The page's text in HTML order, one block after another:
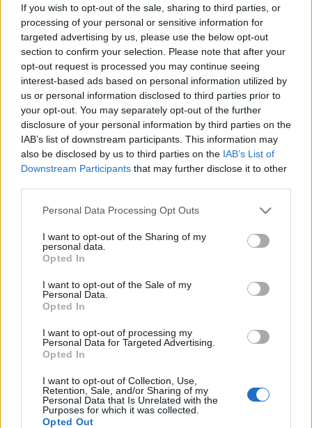
If you wish to opt-out of the sale, sharing to third parties, or
processing of your personal or sensitive information for
targeted advertising by us, please use the below opt-out
section to confirm your selection. Please note that after your
opt-out request is processed you may continue seeing
interest-based ads based on personal information utilized by
us or personal information disclosed to third parties prior to
your opt-out. You may separately opt-out of the further
disclosure of your personal information by third parties on the
IAB’s list of downstream participants. This information may
also be disclosed by us to third parties on the IAB’s List of
Downstream Participants that may further disclose it to other
Please note that this website/app uses one or more Google
not limited to your visit or usage behaviour. You may click to
grant or deny consent to Google and its third-party tags to
use your data for below specified purposes in below Google
consent section.
Personal Data Processing Opt Outs
I want to opt-out of the Sharing of my
personal data.
Opted In
I want to opt-out of the Sale of my
Personal Data.
Opted In
I want to opt-out of processing my
Personal Data for Targeted Advertising.
Opted In
I want to opt-out of Collection, Use,
Retention, Sale, and/or Sharing of my
Personal Data that Is Unrelated with the
Purposes for which it was collected.
Opted Out
jugadores. Sin embargo, hubo futbolistas que se
revalorizaron en los últimos 7 días.
Quien más subió su precio fueCucho Hernández, quien
está en racha con el Betis con cuatro goles en los últimos
cinco partidos. El valor del delantero colombiano se ha
incrementado en 2,5 millones, superando los 10 ‘kilos’ de
precio.
Un compañero de Cucho Hernández, el marroquíAbde
Ezzalzouli, fue el otro futbolista que aumentó su cotización
en más de 2 millones durante la semana. El extremo
verdiblanco es uno de los jugadores en mejor momento de
forma y en los cuatro encuentros que ha disputado esta
El tercer jugador más revalorizado de la semana ha sido la
ha anotado 4 goles en los últimos cinco encuentros y su
valor ha subido 1,7 millones en los últimos 7 días, pasando
Por su parte, el valor de Kylian Mbappé ha subido esta
semana en 1,5 millones, mientras que el de Mikel Oyarzabal
en 1,3 millones. Carlos Álvarez (1,2 millones), Vlachodimos
(1,2 millones) y Fede Valverde (1,1 millones) son otros de
los ganadores de valor entre el 4 y 10 de octubre.